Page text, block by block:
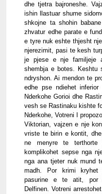
dhe tjetra bajroneshe.
ishin llastuar shume
shkojne ta shohin
zhvatur edhe parate e
e tyre nuk eshte thjesht
njerezimit, pasi te kesh
je pjese e nje familjeje
shembja e botes. Keshtu
ndryshon. Ai mendon te
edhe pse ndiehet
Nderkohe Gorioi dhe
vesh se Rastinaku kishte
Nderkohe, Votreni I
Viktorian, vajzen e nje
vriste te birin e kontit,
ne menyre te
komplikohet sepse nga
nga ana tjeter nuk mund
madh. Por krimi kryhet
pasurine e te atit, por
Delfinen. Votreni